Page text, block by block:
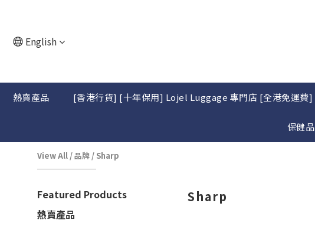
English
熱賣產品 [香港行貨] [十年保用] Lojel Luggage 專門店 [全港免運費]
保健品
View All /品牌 / Sharp
Featured Products
熱賣產品
Sharp